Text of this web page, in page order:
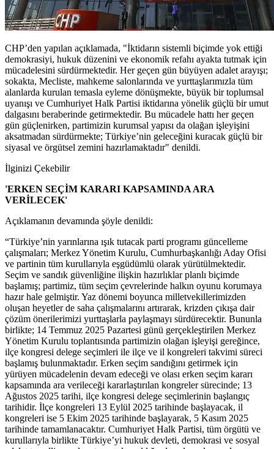
CHP’den yapılan açıklamada, "İktidarın sistemli biçimde yok ettiği
demokrasiyi, hukuk düzenini ve ekonomik refahı ayakta tutmak için
mücadelesini sürdürmektedir. Her geçen gün büyüyen adalet arayışı;
sokakta, Mecliste, mahkeme salonlarında ve yurttaşlarımızla tüm
alanlarda kurulan temasla eyleme dönüşmekte, büyük bir toplumsal
uyanışı ve Cumhuriyet Halk Partisi iktidarına yönelik güçlü bir umut
dalgasını beraberinde getirmektedir. Bu mücadele hattı her geçen
gün güçlenirken, partimizin kurumsal yapısı da olağan işleyişini
aksatmadan sürdürmekte; Türkiye’nin geleceğini kuracak güçlü bir
siyasal ve örgütsel zemini hazırlamaktadır" denildi.
İlginizi Çekebilir
'ERKEN SEÇİM KARARI KAPSAMINDA ARA
VERİLECEK'
Açıklamanın devamında şöyle denildi:
“Türkiye’nin yarınlarına ışık tutacak parti programı güncelleme
çalışmaları; Merkez Yönetim Kurulu, Cumhurbaşkanlığı Aday Ofisi
ve partinin tüm kurullarıyla eşgüdümlü olarak yürütülmektedir.
Seçim ve sandık güvenliğine ilişkin hazırlıklar planlı biçimde
başlamış; partimiz, tüm seçim çevrelerinde halkın oyunu korumaya
hazır hale gelmiştir. Yaz dönemi boyunca milletvekillerimizden
oluşan heyetler de saha çalışmalarını artırarak, krizden çıkışa dair
çözüm önerilerimizi yurttaşlarla paylaşmayı sürdürecektir. Bununla
birlikte; 14 Temmuz 2025 Pazartesi günü gerçekleştirilen Merkez
Yönetim Kurulu toplantısında partimizin olağan işleyişi gereğince,
ilçe kongresi delege seçimleri ile ilçe ve il kongreleri takvimi süreci
başlamış bulunmaktadır. Erken seçim sandığını getirmek için
yürüyen mücadelenin devam edeceği ve olası erken seçim kararı
kapsamında ara verileceği kararlaştırılan kongreler sürecinde; 13
Ağustos 2025 tarihi, ilçe kongresi delege seçimlerinin başlangıç
tarihidir. İlçe kongreleri 13 Eylül 2025 tarihinde başlayacak, il
kongreleri ise 5 Ekim 2025 tarihinde başlayarak, 5 Kasım 2025
tarihinde tamamlanacaktır. Cumhuriyet Halk Partisi, tüm örgütü ve
kurullarıyla birlikte Türkiye’yi hukuk devleti, demokrasi ve sosyal